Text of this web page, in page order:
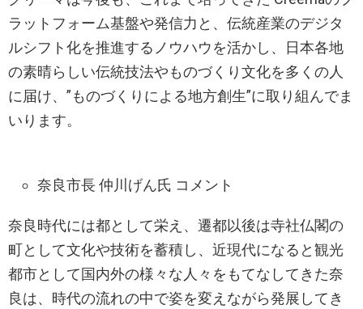
ラットフォーム基盤や発信力と、伝統産業のデジタ
ルシフト化を推進するノウハウを活かし、日本各地
の素晴らしい伝統技法やものづくり文化を多くの人
に届け、”ものづくりによる地方創生”に取り組んでま
いります。
奈良市長 仲川げん氏 コメント
奈良時代には都として栄え、遷都以後は寺社仏閣の
町として文化や技術を蓄積し、近現代になると観光
都市として国内外の様々な人々をもてなしてきた奈
良は、時代の流れの中で姿を変えながら発展してき